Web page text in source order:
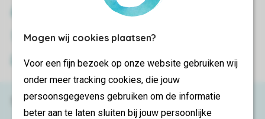
Mogen wij cookies plaatsen?
Voor een fijn bezoek op onze website gebruiken wij
onder meer tracking cookies, die jouw
persoonsgegevens gebruiken om de informatie
beter aan te laten sluiten bij jouw persoonlijke
Veilige gegevensoverdracht
Veilige betaling
Service & contact